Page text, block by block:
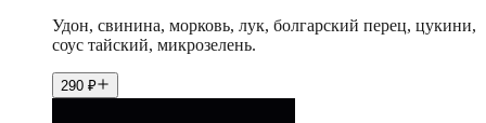
Удон, свинина, морковь, лук, болгарский перец, цукини,
соус тайский, микрозелень.
290 ₽